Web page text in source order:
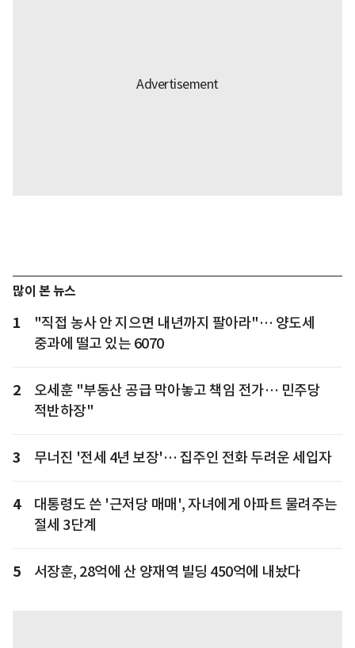
많이 본 뉴스
1
"직접 농사 안 지으면 내년까지 팔아라"… 양도세
중과에 떨고 있는 6070
2
오세훈 "부동산 공급 막아놓고 책임 전가… 민주당
적반하장"
3 무너진 '전세 4년 보장'… 집주인 전화 두려운 세입자
4
대통령도 쓴 '근저당 매매', 자녀에게 아파트 물려주는
절세 3단계
5 서장훈, 28억에 산 양재역 빌딩 450억에 내놨다